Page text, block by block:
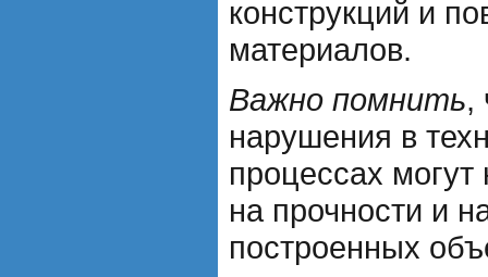
конструкций и
материалов.
Важно помнить,
нарушения в
процессах могут
на прочности и
построенных